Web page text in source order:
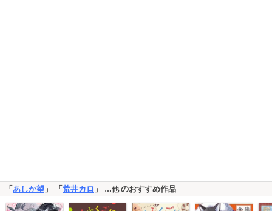
「 あしか望 」 「 荒井カロ 」 …他のおすすめ作品